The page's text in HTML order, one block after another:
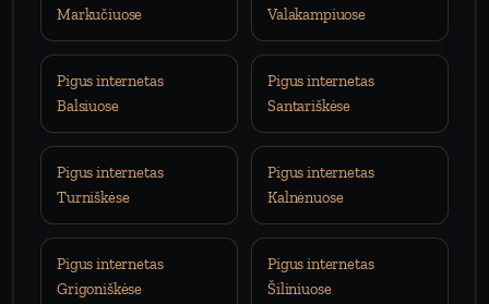
Markučiuose
Valakampiuose
Pigus internetas
Balsiuose
Pigus internetas
Santariškėse
Pigus internetas
Turniškėse
Pigus internetas
Kalnėnuose
Pigus internetas
Grigoniškėse
Pigus internetas
Šiliniuose